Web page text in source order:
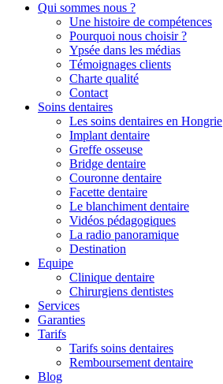
Qui sommes nous ?
Une histoire de compétences
Pourquoi nous choisir ?
Ypsée dans les médias
Témoignages clients
Charte qualité
Contact
Soins dentaires
Les soins dentaires en Hongrie
Implant dentaire
Greffe osseuse
Bridge dentaire
Couronne dentaire
Facette dentaire
Le blanchiment dentaire
Vidéos pédagogiques
La radio panoramique
Destination
Equipe
Clinique dentaire
Chirurgiens dentistes
Services
Garanties
Tarifs
Tarifs soins dentaires
Remboursement dentaire
Blog